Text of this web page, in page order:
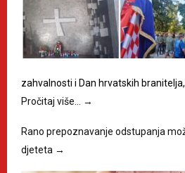
zahvalnosti i Dan hrvatskih branitelja,
Pročitaj više…
→
Rano prepoznavanje odstupanja
djeteta →